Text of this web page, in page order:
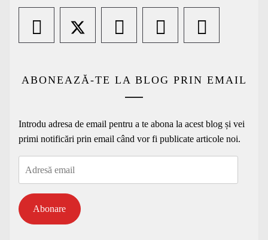
ABONEAZĂ-TE LA BLOG PRIN EMAIL
Introdu adresa de email pentru a te abona la acest blog și vei
primi notificări prin email când vor fi publicate articole noi.
Abonare